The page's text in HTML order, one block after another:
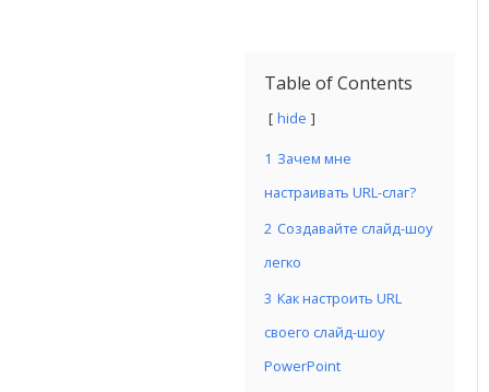
Table of Contents
hide
1 Зачем мне
настраивать URL-слаг?
2 Создавайте слайд-шоу
легко
3 Как настроить URL
своего слайд-шоу
PowerPoint